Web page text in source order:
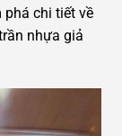
phá chi tiết về
nhựa giả